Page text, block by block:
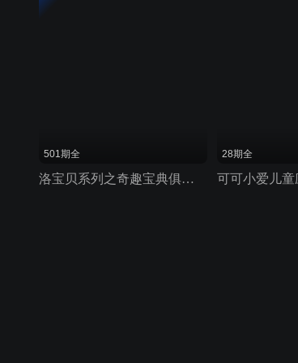
501期全
洛宝贝系列之奇趣宝典俱乐部
28期全
可可小爱儿童